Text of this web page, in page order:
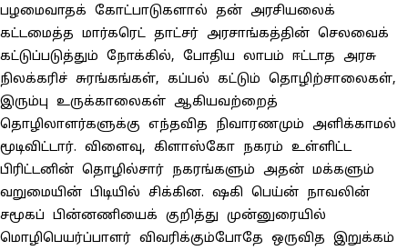
பழமைவாதக் கோட்பாடுகளால் தன் அரசியலைக்
கட்டமைத்த மார்கரெட் தாட்சர் அரசாங்கத்தின் செலவைக்
கட்டுப்படுத்தும் நோக்கில், போதிய லாபம் ஈட்டாத அரசு
நிலக்கரிச் சுரங்கங்கள், கப்பல் கட்டும் தொழிற்சாலைகள்,
இரும்பு உருக்காலைகள் ஆகியவற்றைத்
தொழிலாளர்களுக்கு எந்தவித நிவாரணமும் அளிக்காமல்
மூடிவிட்டார். விளைவு, கிளாஸ்கோ நகரம் உள்ளிட்ட
பிரிட்டனின் தொழில்சார் நகரங்களும் அதன் மக்களும்
வறுமையின் பிடியில் சிக்கின. ஷகி பெய்ன் நாவலின்
சமூகப் பின்னணியைக் குறித்து முன்னுரையில்
மொழிபெயர்ப்பாளர் விவரிக்கும்போதே ஒருவித இறுக்கம்